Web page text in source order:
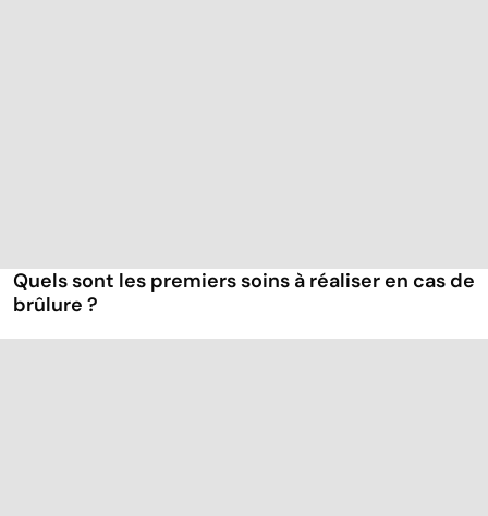
Quels sont les premiers soins à réaliser en cas de
brûlure ?